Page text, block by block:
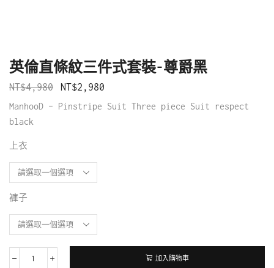
英倫直條紋三件式套裝-尊爵黑
NT$4,980 NT$2,980
ManhooD – Pinstripe Suit Three piece Suit respect
black
上衣
褲子
加入購物車